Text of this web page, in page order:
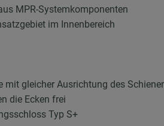
MPR-Systemkomponenten
im Innenbereich
gleicher Ausrichtung des
die Ecken frei
Typ S+